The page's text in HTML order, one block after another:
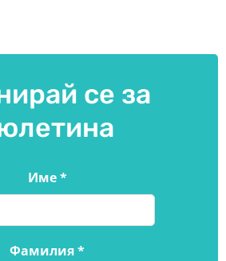
се за
Име*
Фамилия*